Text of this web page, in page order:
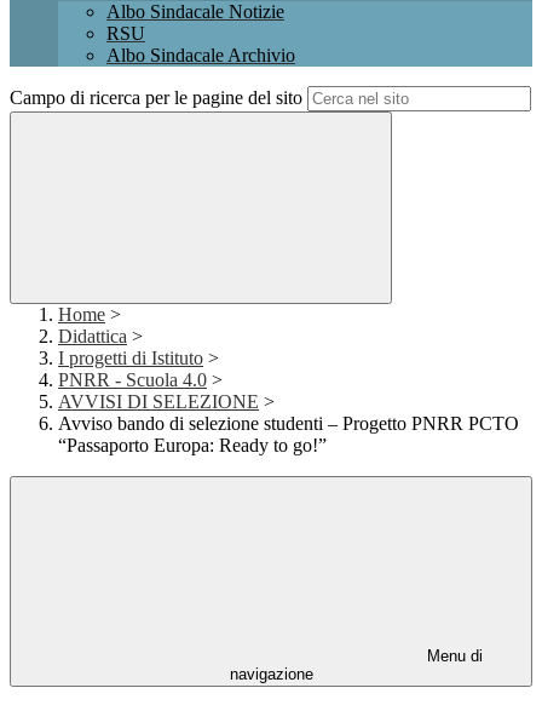
Albo Sindacale Notizie
RSU
Albo Sindacale Archivio
Campo di ricerca per le pagine del sito
Home >
Didattica >
I progetti di Istituto >
PNRR - Scuola 4.0 >
AVVISI DI SELEZIONE >
Avviso bando di selezione studenti – Progetto PNRR PCTO
“Passaporto Europa: Ready to go!”
Menu di
navigazione